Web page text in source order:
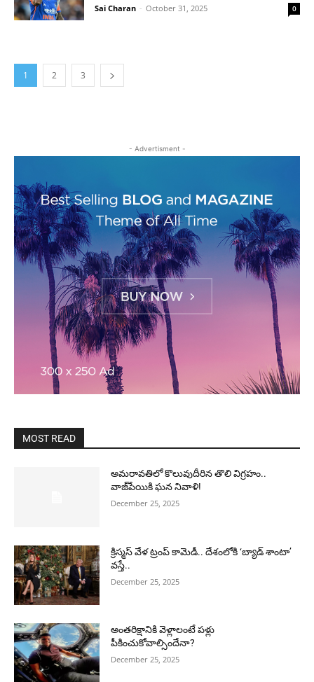
Sai Charan - October 31, 2025 0
1 2 3
- Advertisment -
MOST READ
అమరావతిలో కొలువుదీరిన తొలి విగ్రహం..
వాజ్‌పేయికి ఘన నివాళి!
December 25, 2025
క్రిస్మస్ వేళ ట్రంప్ కామెడీ.. దేశంలోకి ‘బ్యాడ్ శాంటా’
వస్తే..
December 25, 2025
అంతరిక్షానికి వెళ్లాలంటే పళ్లు
పీకించుకోవాల్సిందేనా?
December 25, 2025